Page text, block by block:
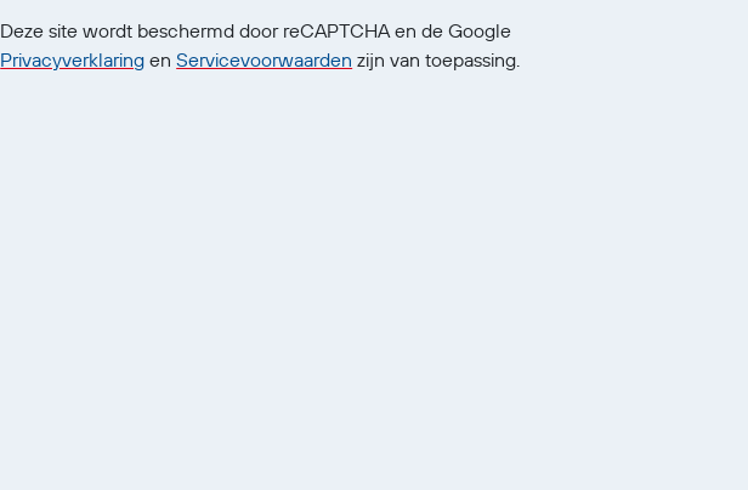
Deze site wordt beschermd door reCAPTCHA en de Google
Privacyverklaring enServicevoorwaarden zijn van toepassing.